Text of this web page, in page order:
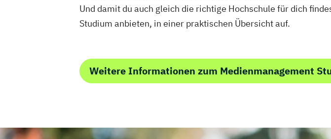
Und damit du auch gleich die richtige Hochschule für dich
Studium anbieten, in einer praktischen Übersicht auf.
Weitere Informationen zum Medienmanagement